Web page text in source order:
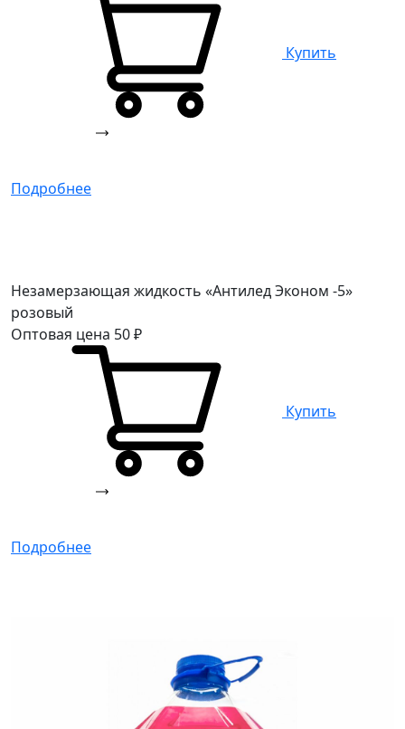
Купить
Подробнее
Незамерзающая жидкость «Антилед Эконом -5»
розовый
Оптовая цена 50₽
Купить
Подробнее